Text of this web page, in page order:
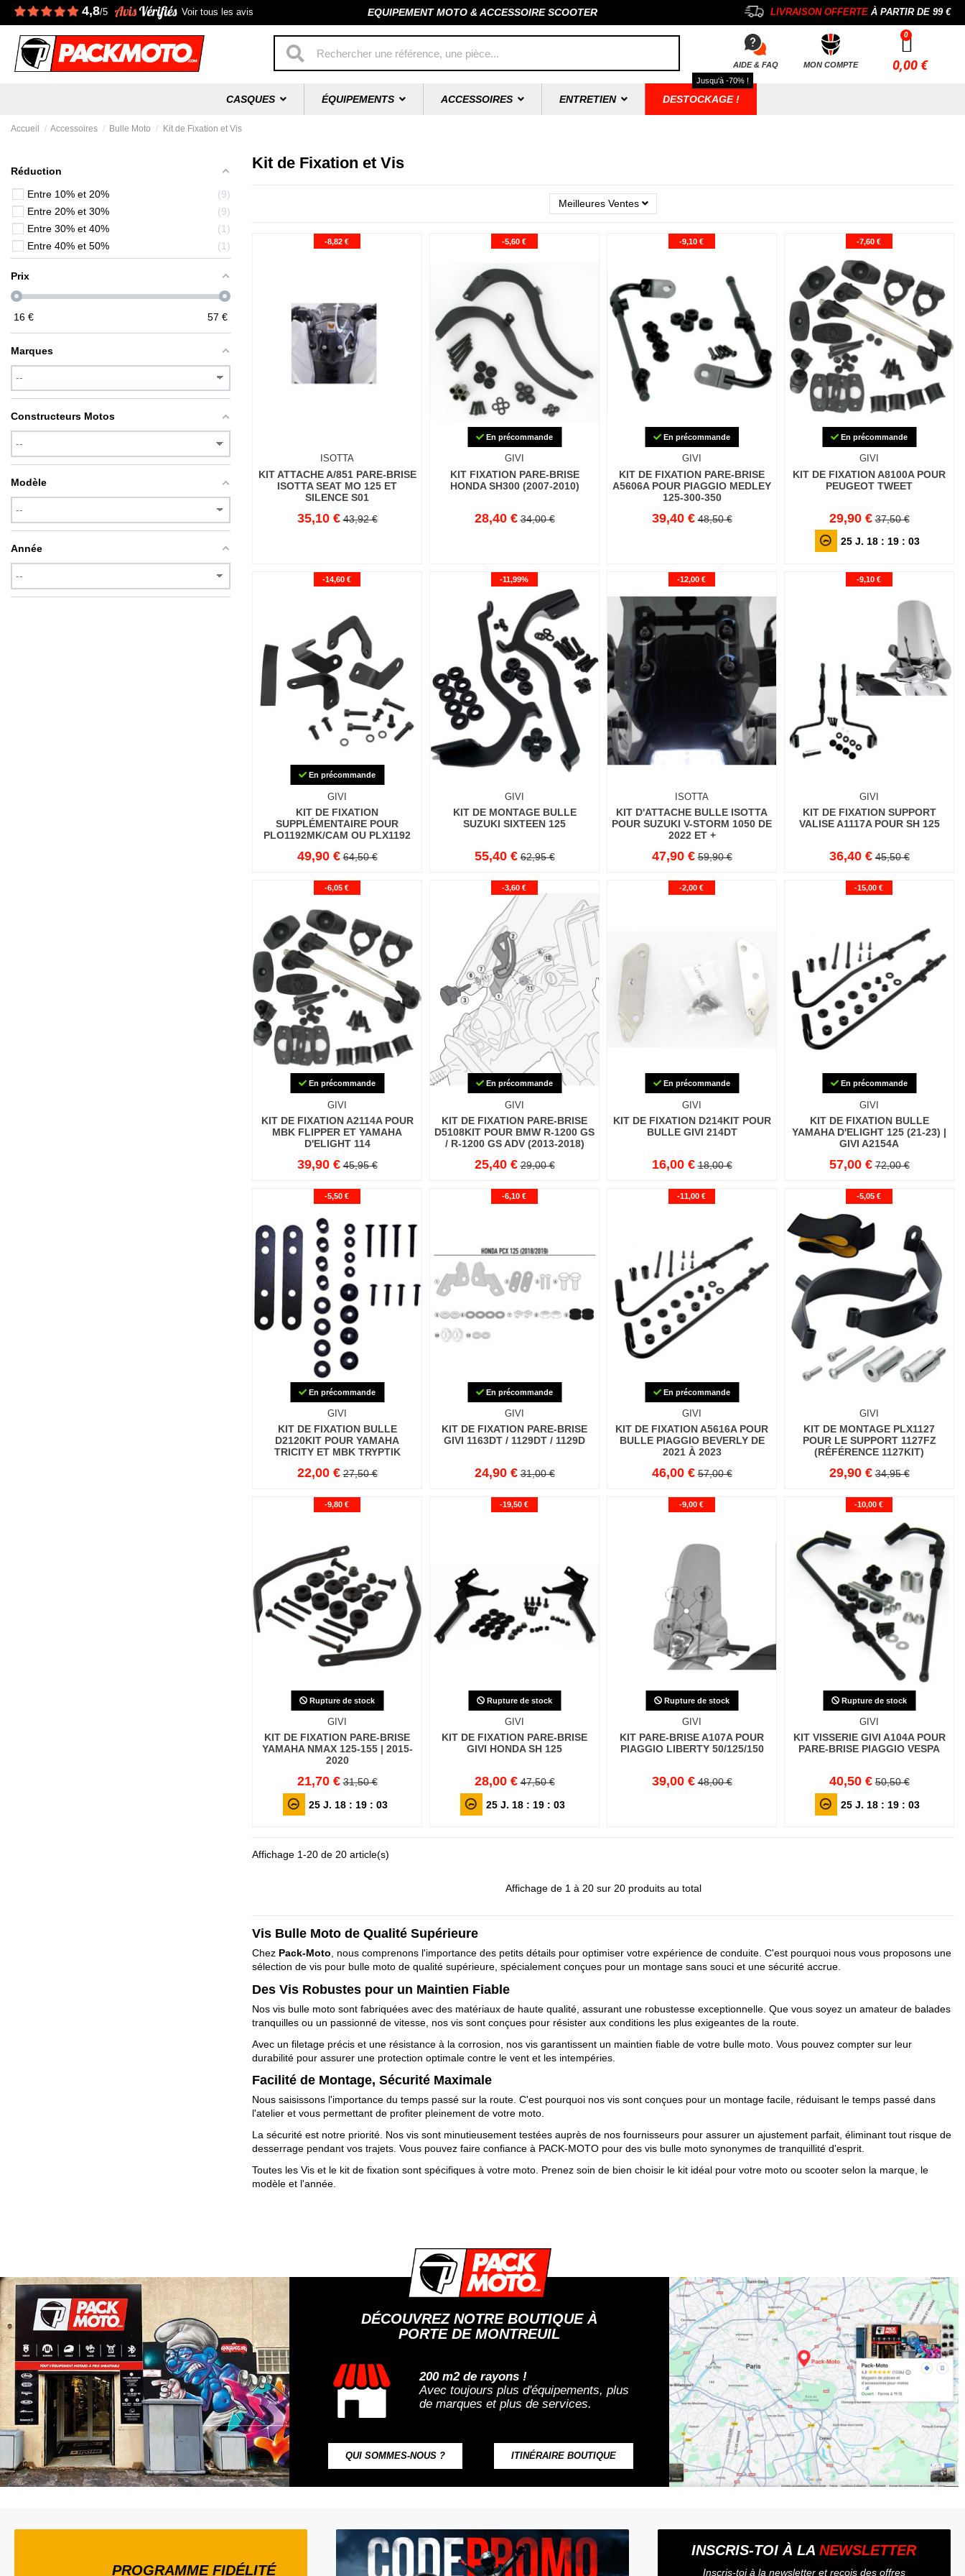
4,8/5 Voir tous les avis EQUIPEMENT MOTO & ACCESSOIRE SCOOTER LIVRAISON OFFERTEÀ PARTIR DE 99 €
AIDE & FAQ MON COMPTE 0,00 €
CASQUES ÉQUIPEMENTS ACCESSOIRES ENTRETIEN DESTOCKAGE !
Jusqu'à -70% !
Accueil Accessoires Bulle Moto Kit de Fixation et Vis
Kit de Fixation et Vis
Meilleures Ventes
-8,82 €
ISOTTA
KIT ATTACHE A/851 PARE-BRISE
ISOTTA SEAT MO 125 ET
SILENCE S01
35,10 € 43,92 €
-5,60 €
En précommande
GIVI
KIT FIXATION PARE-BRISE
HONDA SH300 (2007-2010)
28,40 € 34,00 €
-9,10 €
En précommande
GIVI
KIT DE FIXATION PARE-BRISE
A5606A POUR PIAGGIO MEDLEY
125-300-350
39,40 € 48,50 €
-7,60 €
En précommande
GIVI
KIT DE FIXATION A8100A POUR
PEUGEOT TWEET
29,90 € 37,50 €
25 J. 18 :19 :01
-14,60 €
En précommande
GIVI
KIT DE FIXATION
SUPPLÉMENTAIRE POUR
PLO1192MK/CAM OU PLX1192
49,90 € 64,50 €
-11,99%
GIVI
KIT DE MONTAGE BULLE
SUZUKI SIXTEEN 125
55,40 € 62,95 €
-12,00 €
ISOTTA
KIT D'ATTACHE BULLE ISOTTA
POUR SUZUKI V-STORM 1050 DE
2022 ET +
47,90 € 59,90 €
-9,10 €
GIVI
KIT DE FIXATION SUPPORT
VALISE A1117A POUR SH 125
36,40 € 45,50 €
-6,05 €
En précommande
GIVI
KIT DE FIXATION A2114A POUR
MBK FLIPPER ET YAMAHA
D'ELIGHT 114
39,90 € 45,95 €
-3,60 €
En précommande
GIVI
KIT DE FIXATION PARE-BRISE
D5108KIT POUR BMW R-1200 GS
/ R-1200 GS ADV (2013-2018)
25,40 € 29,00 €
-2,00 €
En précommande
GIVI
KIT DE FIXATION D214KIT POUR
BULLE GIVI 214DT
16,00 € 18,00 €
-15,00 €
En précommande
GIVI
KIT DE FIXATION BULLE
YAMAHA D'ELIGHT 125 (21-23) |
GIVI A2154A
57,00 € 72,00 €
-5,50 €
En précommande
GIVI
KIT DE FIXATION BULLE
D2120KIT POUR YAMAHA
TRICITY ET MBK TRYPTIK
22,00 € 27,50 €
-6,10 €
En précommande
GIVI
KIT DE FIXATION PARE-BRISE
GIVI 1163DT / 1129DT / 1129D
24,90 € 31,00 €
-11,00 €
En précommande
GIVI
KIT DE FIXATION A5616A POUR
BULLE PIAGGIO BEVERLY DE
2021 À 2023
46,00 € 57,00 €
-5,05 €
GIVI
KIT DE MONTAGE PLX1127
POUR LE SUPPORT 1127FZ
(RÉFÉRENCE 1127KIT)
29,90 € 34,95 €
-9,80 €
Rupture de stock
GIVI
KIT DE FIXATION PARE-BRISE
YAMAHA NMAX 125-155 | 2015-
2020
21,70 € 31,50 €
25 J. 18 : 19 :01
-19,50 €
Rupture de stock
GIVI
KIT DE FIXATION PARE-BRISE
GIVI HONDA SH 125
28,00 € 47,50 €
25 J. 18 : 19 :01
-9,00 €
Rupture de stock
GIVI
KIT PARE-BRISE A107A POUR
PIAGGIO LIBERTY 50/125/150
39,00 € 48,00 €
-10,00 €
Rupture de stock
GIVI
KIT VISSERIE GIVI A104A POUR
PARE-BRISE PIAGGIO VESPA
40,50 € 50,50 €
25 J. 18 : 19 :01
Affichage 1-20 de 20 article(s)
Affichage de 1 à 20 sur 20 produits au total
Vis Bulle Moto de Qualité Supérieure
Chez Pack-Moto, nous comprenons l'importance des petits détails pour optimiser votre expérience de conduite. C'est pourquoi nous vous proposons une
sélection de vis pour bulle moto de qualité supérieure, spécialement conçues pour un montage sans souci et une sécurité accrue.
Des Vis Robustes pour un Maintien Fiable
Nos vis bulle moto sont fabriquées avec des matériaux de haute qualité, assurant une robustesse exceptionnelle. Que vous soyez un amateur de balades
tranquilles ou un passionné de vitesse, nos vis sont conçues pour résister aux conditions les plus exigeantes de la route.
Avec un filetage précis et une résistance à la corrosion, nos vis garantissent un maintien fiable de votre bulle moto. Vous pouvez compter sur leur
durabilité pour assurer une protection optimale contre le vent et les intempéries.
Facilité de Montage, Sécurité Maximale
Nous saisissons l'importance du temps passé sur la route. C'est pourquoi nos vis sont conçues pour un montage facile, réduisant le temps passé dans
l'atelier et vous permettant de profiter pleinement de votre moto.
La sécurité est notre priorité. Nos vis sont minutieusement testées auprès de nos fournisseurs pour assurer un ajustement parfait, éliminant tout risque de
desserrage pendant vos trajets. Vous pouvez faire confiance à PACK-MOTO pour des vis bulle moto synonymes de tranquillité d'esprit.
Toutes les Vis et le kit de fixation sont spécifiques à votre moto. Prenez soin de bien choisir le kit idéal pour votre moto ou scooter selon la marque, le
modèle et l'année.
Réduction
Entre 10% et 20%
9
Entre 20% et 30%
9
Entre 30% et 40%
1
Entre 40% et 50%
1
Prix
16 € 57 €
Marques
Constructeurs Motos
Modèle
Année
DÉCOUVREZ NOTRE BOUTIQUE À
PORTE DE MONTREUIL
200 m2 de rayons !
Avec toujours plus d'équipements, plus
de marques et plus de services.
QUI SOMMES-NOUS ? ITINÉRAIRE BOUTIQUE
PROGRAMME FIDÉLITÉ
INSCRIS-TOI À LANEWSLETTER
Inscris-toi à la newsletter et reçois des offres